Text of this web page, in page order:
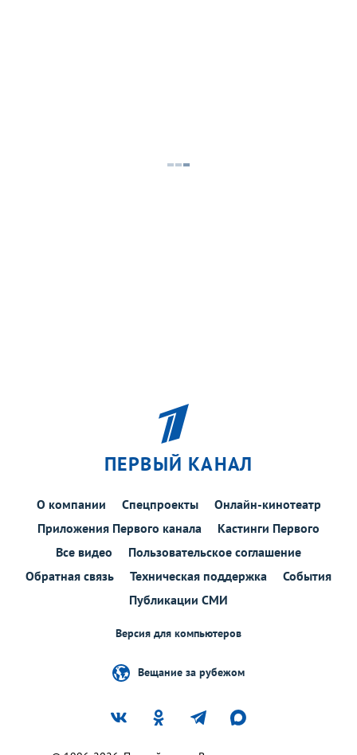
ПЕРВЫЙ КАНАЛ
О компании Спецпроекты
Онлайн-кинотеатр
Приложения Первого канала
Кастинги Первого
Все видео
Пользовательское соглашение
Обратная связь
Техническая поддержка
События
Публикации СМИ
Версия для компьютеров
Вещание за рубежом